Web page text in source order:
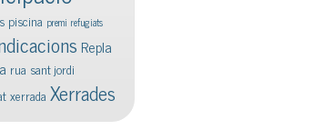
piscina premi refugiats
Repla
rua sant jordi
xerrada Xerrades